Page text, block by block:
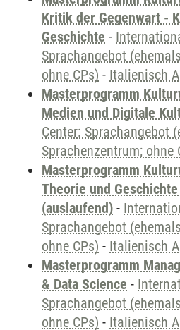
Kritik der Gegenwart -
Geschichte -
Sprachangebot
ohne CPs) - Italienisch
Masterprogramm
Medien und Digitale
Center: Sprachangebot
Sprachenzentrum; ohne
Masterprogramm
Theorie und
(auslaufend) -
Sprachangebot
ohne CPs) - Italienisch
Masterprogramm
& Data Science -
Sprachangebot
ohne CPs) - Italienisch